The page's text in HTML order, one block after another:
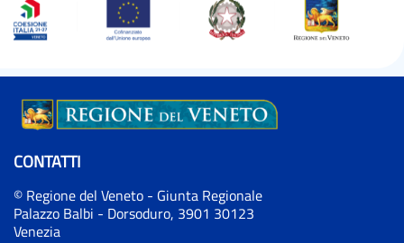
CONTATTI
© Regione del Veneto - Giunta Regionale
Palazzo Balbi - Dorsoduro, 3901 30123
Venezia